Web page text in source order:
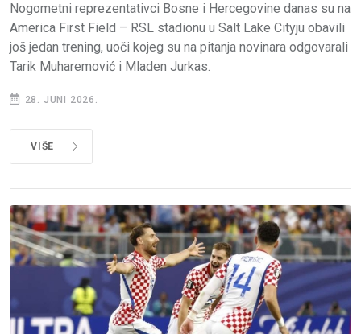
Nogometni reprezentativci Bosne i Hercegovine danas su na
America First Field – RSL stadionu u Salt Lake Cityju obavili
još jedan trening, uoči kojeg su na pitanja novinara odgovarali
Tarik Muharemović i Mladen Jurkas.
28. JUNI 2026.
VIŠE